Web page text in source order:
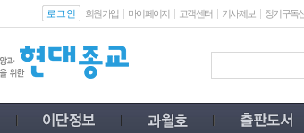
로그인 회원가입 마이페이지 고객센터 기사제보 정기구독